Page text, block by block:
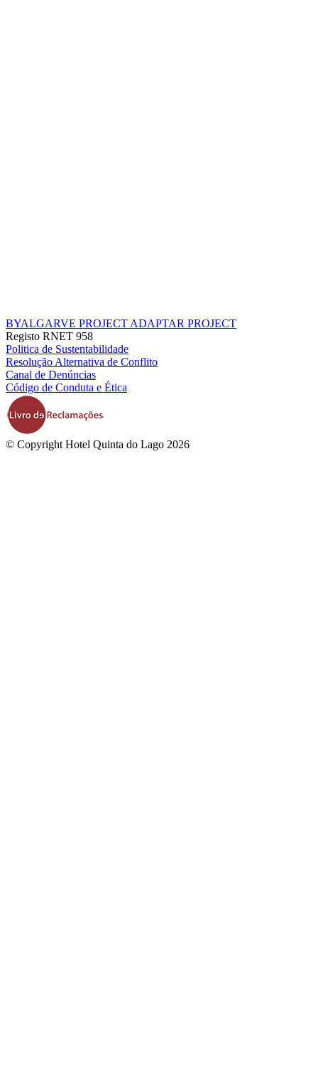
BYALGARVE PROJECT ADAPTAR PROJECT
Registo RNET 958
Politica de Sustentabilidade
Resolução Alternativa de Conflito
Canal de Denúncias
Código de Conduta e Ética
© Copyright Hotel Quinta do Lago 2026